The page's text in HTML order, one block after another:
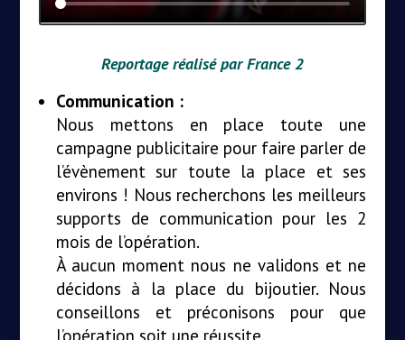
Reportage réalisé par France 2
Communication :
Nous mettons en place toute une
campagne publicitaire pour faire parler de
l’évènement sur toute la place et ses
environs ! Nous recherchons les meilleurs
supports de communication pour les 2
mois de l’opération.
À aucun moment nous ne validons et ne
décidons à la place du bijoutier. Nous
conseillons et préconisons pour que
l’opération soit une réussite.